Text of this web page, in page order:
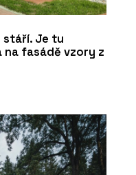
Je tu
na fasádě vzory z